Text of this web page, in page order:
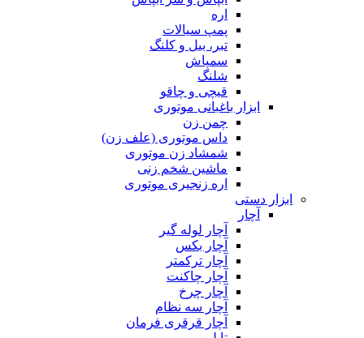
اره
پمپ سیالات
تبر، بیل و کلنگ
سمپاش
شلنگ
قیچی و چاقو
ابزار باغبانی موتوری
چمن زن
داس موتوری (علف زن)
شمشاد زن موتوری
ماشین شخم زنی
اره زنجیری موتوری
ابزار دستی
آچار
آچار لوله گیر
آچار بکس
آچار ترکمتر
آچار چاکنت
آچار چرخ
آچار سه نظام
آچار قرقری فرمان